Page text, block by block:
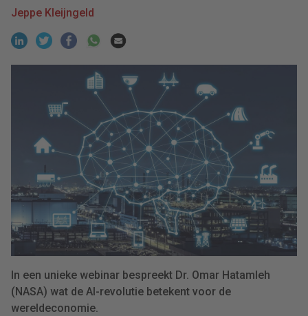
Jeppe Kleijngeld
In een unieke webinar bespreekt Dr. Omar Hatamleh
(NASA) wat de AI-revolutie betekent voor de
wereldeconomie.